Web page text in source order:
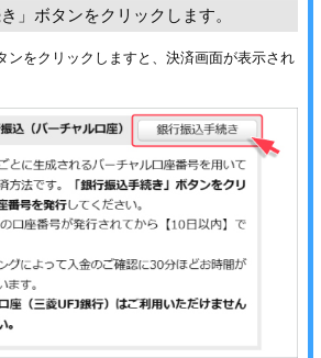
」ボタンをクリックします。
ンをクリックしますと、決済画面が表示され